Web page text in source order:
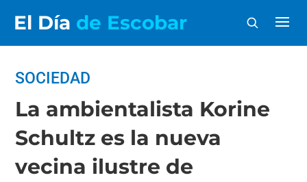
El Día de Escobar
SOCIEDAD
La ambientalista Korine
Schultz es la nueva
vecina ilustre de